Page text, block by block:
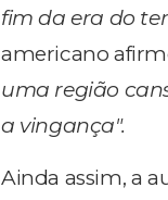
fim da era do
americano
uma região
a vingança".
Ainda assim, a